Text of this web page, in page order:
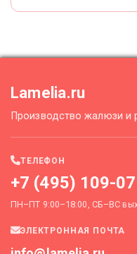
Lamelia.ru
Производство жалюзи и
ТЕЛЕФОН
+7 (495) 109-
ПН–ПТ 9:00–18:00, СБ–ВС
ЭЛЕКТРОННАЯ ПОЧТА